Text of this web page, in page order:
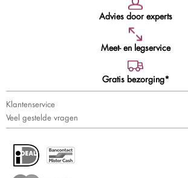
Advies door experts
Meet- en legservice
Gratis bezorging*
Klantenservice
Veel gestelde vragen